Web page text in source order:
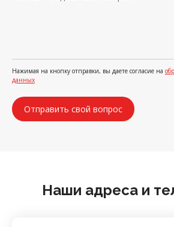
Нажимая на кнопку отправки, вы даете согласие на
данных
Наши адреса и